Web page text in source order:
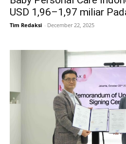
USD 1,96–1,97 miliar
Tim Redaksi - December 22, 2025